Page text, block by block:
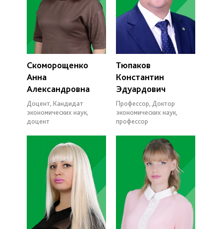
Скоморощенко
Анна
Александровна
Доцент, Кандидат
экономических наук,
доцент
Тюпаков
Константин
Эдуардович
Профессор, Доктор
экономических наук,
профессор